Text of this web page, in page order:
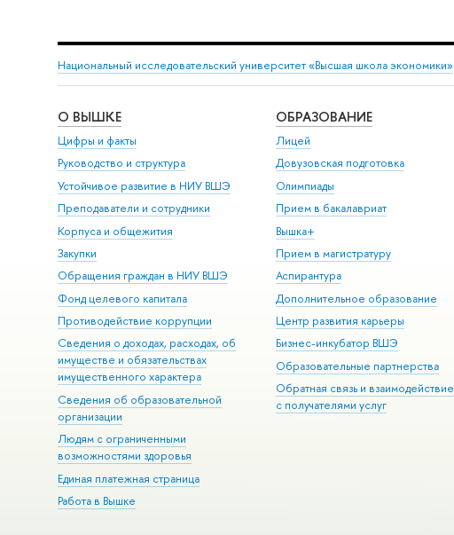
Национальный исследовательский университет «Высшая школа экономики»
О ВЫШКЕ
Цифры и факты
Руководство и структура
Устойчивое развитие в НИУ ВШЭ
Преподаватели и сотрудники
Корпуса и общежития
Закупки
Обращения граждан в НИУ ВШЭ
Фонд целевого капитала
Противодействие коррупции
Сведения о доходах, расходах, об
имуществе и обязательствах
имущественного характера
Сведения об образовательной
организации
Людям с ограниченными
возможностями здоровья
Единая платежная страница
Работа в Вышке
ОБРАЗОВАНИЕ
Лицей
Довузовская подготовка
Олимпиады
Прием в бакалавриат
Вышка+
Прием в магистратуру
Аспирантура
Дополнительное образование
Центр развития карьеры
Бизнес-инкубатор ВШЭ
Образовательные партнерства
Обратная связь и взаимодействие
с получателями услуг